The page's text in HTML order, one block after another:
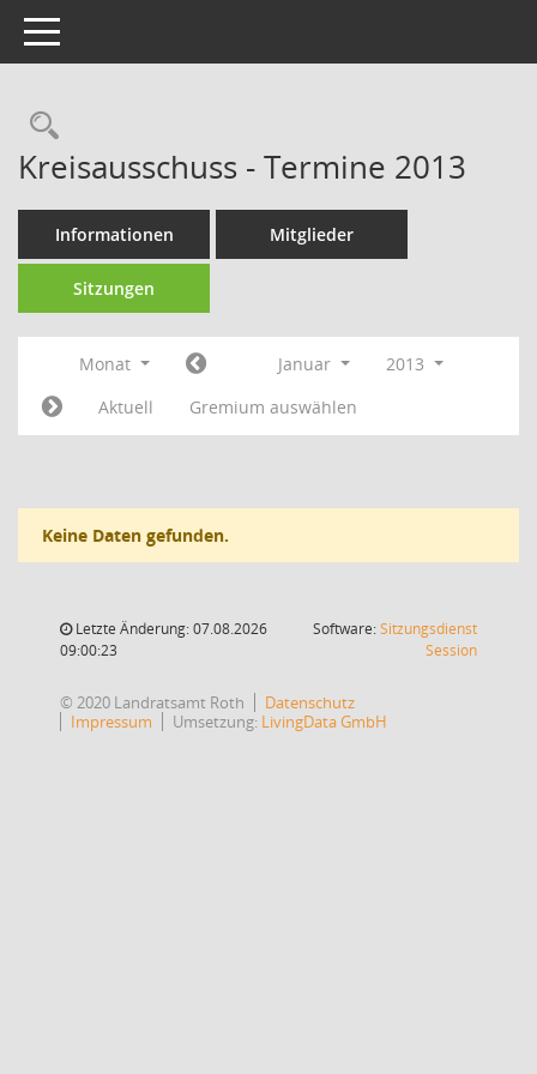
Toggle navigation
Rechercheauswahl
Kreisausschuss - Termine 2013
Informationen Mitglieder
Sitzungen
Monat Januar
2013
Aktuell
Gremium auswählen
Keine Daten gefunden.
Letzte Änderung: 07.08.2026
09:00:23
Software:Sitzungsdienst
Session(Wird in
© 2020 Landratsamt Roth
Datenschutz
Impressum
Umsetzung: LivingData GmbH